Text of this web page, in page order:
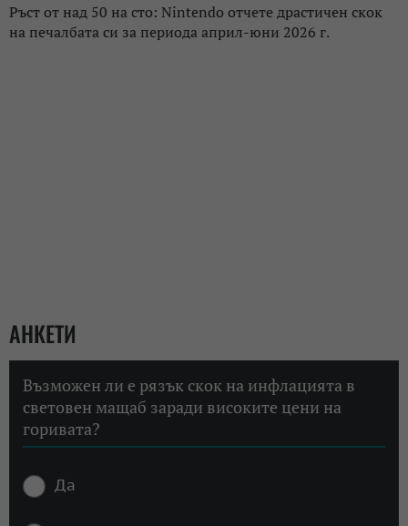
Ръст от над 50 на сто: Nintendo отчете драстичен скок
на печалбата си за периода април-юни 2026 г.
АНКЕТИ
Възможен ли е рязък скок на инфлацията в
световен мащаб заради високите цени на
горивата?
Да